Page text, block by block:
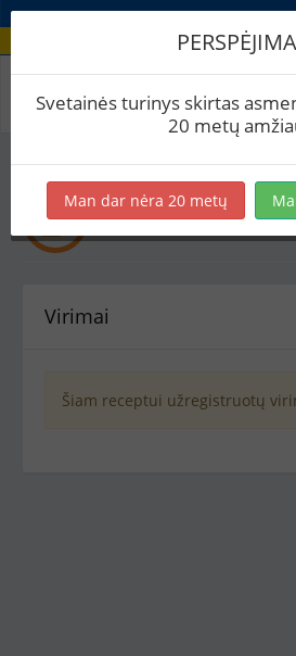
Recepto virimai
Virimai
Šiam receptui užregistruotų
Svetainės turinys skirtas
20 metų
Man dar nėra 20 metų